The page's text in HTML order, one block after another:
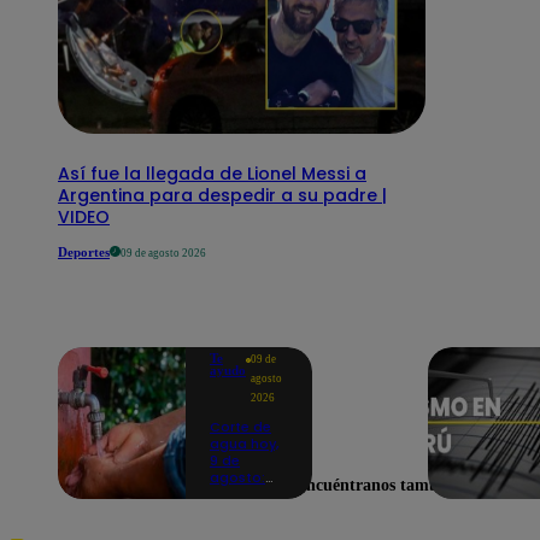
Así fue la llegada de Lionel Messi a
Argentina para despedir a su padre |
VIDEO
Deportes 09 de agosto 2026
Te
ayudo
09 de
agosto
2026
Corte de
agua hoy,
9 de
agosto:
Encuéntranos también en